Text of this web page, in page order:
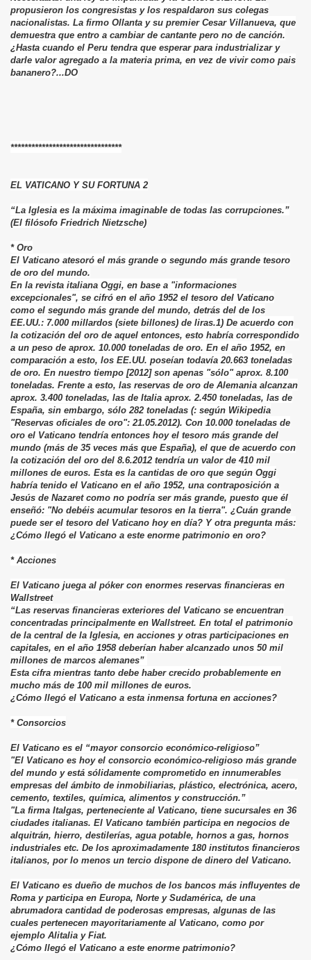
propusieron los congresistas y los respaldaron sus colegas
nacionalistas. La firmo Ollanta y su premier Cesar Villanueva, que
demuestra que entro a cambiar de cantante pero no de canción.
¿Hasta cuando el Peru tendra que esperar para industrializar y
darle valor agregado a la materia prima, en vez de vivir como pais
bananero?...DO
********************************
EL VATICANO Y SU FORTUNA 2
“La Iglesia es la máxima imaginable de todas las corrupciones.”
(El filósofo Friedrich Nietzsche)
* Oro
El Vaticano atesoró el más grande o segundo más grande tesoro
de oro del mundo.
En la revista italiana Oggi, en base a "informaciones
excepcionales", se cifró en el año 1952 el tesoro del Vaticano
como el segundo más grande del mundo, detrás del de los
EE.UU.: 7.000 millardos (siete billones) de liras.1) De acuerdo con
la cotización del oro de aquel entonces, esto habría correspondido
a un peso de aprox. 10.000 toneladas de oro. En el año 1952, en
comparación a esto, los EE.UU. poseían todavía 20.663 toneladas
de oro. En nuestro tiempo [2012] son apenas "sólo" aprox. 8.100
toneladas. Frente a esto, las reservas de oro de Alemania alcanzan
aprox. 3.400 toneladas, las de Italia aprox. 2.450 toneladas, las de
España, sin embargo, sólo 282 toneladas (: según Wikipedia
"Reservas oficiales de oro": 21.05.2012). Con 10.000 toneladas de
oro el Vaticano tendría entonces hoy el tesoro más grande del
mundo (más de 35 veces más que España), el que de acuerdo con
la cotización del oro del 8.6.2012 tendría un valor de 410 mil
millones de euros. Esta es la cantidas de oro que según Oggi
habría tenido el Vaticano en el año 1952, una contraposición a
Jesús de Nazaret como no podría ser más grande, puesto que él
enseñó: "No debéis acumular tesoros en la tierra". ¿Cuán grande
puede ser el tesoro del Vaticano hoy en día? Y otra pregunta más:
¿Cómo llegó el Vaticano a este enorme patrimonio en oro?
* Acciones
El Vaticano juega al póker con enormes reservas financieras en
Wallstreet
“Las reservas financieras exteriores del Vaticano se encuentran
concentradas principalmente en Wallstreet. En total el patrimonio
de la central de la Iglesia, en acciones y otras participaciones en
capitales, en el año 1958 deberían haber alcanzado unos 50 mil
millones de marcos alemanes”
Esta cifra mientras tanto debe haber crecido probablemente en
mucho más de 100 mil millones de euros.
¿Cómo llegó el Vaticano a esta inmensa fortuna en acciones?
* Consorcios
El Vaticano es el “mayor consorcio económico-religioso”
"El Vaticano es hoy el consorcio económico-religioso más grande
del mundo y está sólidamente comprometido en innumerables
empresas del ámbito de inmobiliarias, plástico, electrónica, acero,
cemento, textiles, química, alimentos y construcción.”
"La firma Italgas, perteneciente al Vaticano, tiene sucursales en 36
ciudades italianas. El Vaticano también participa en negocios de
alquitrán, hierro, destilerías, agua potable, hornos a gas, hornos
industriales etc. De los aproximadamente 180 institutos financieros
italianos, por lo menos un tercio dispone de dinero del Vaticano.
El Vaticano es dueño de muchos de los bancos más influyentes de
Roma y participa en Europa, Norte y Sudamérica, de una
abrumadora cantidad de poderosas empresas, algunas de las
cuales pertenecen mayoritariamente al Vaticano, como por
ejemplo Alitalia y Fiat.
¿Cómo llegó el Vaticano a este enorme patrimonio?